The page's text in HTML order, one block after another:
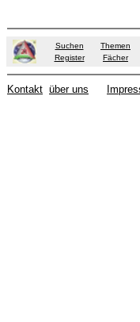
Suchen Themen
Register
Fächer
Kontakt über uns